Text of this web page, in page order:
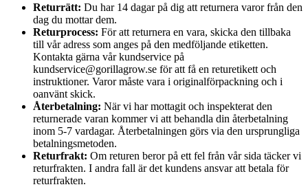
Returrätt: Du har 14 dagar på dig att returnera varor från den
dag du mottar dem.
Returprocess: För att returnera en vara, skicka den tillbaka
till vår adress som anges på den medföljande etiketten.
Kontakta gärna vår kundservice på
kundservice@gorillagrow.se för att få en returetikett och
instruktioner. Varor måste vara i originalförpackning och i
oanvänt skick.
Återbetalning: När vi har mottagit och inspekterat den
returnerade varan kommer vi att behandla din återbetalning
inom 5-7 vardagar. Återbetalningen görs via den ursprungliga
betalningsmetoden.
Returfrakt: Om returen beror på ett fel från vår sida täcker vi
returfrakten. I andra fall är det kundens ansvar att betala för
returfrakten.